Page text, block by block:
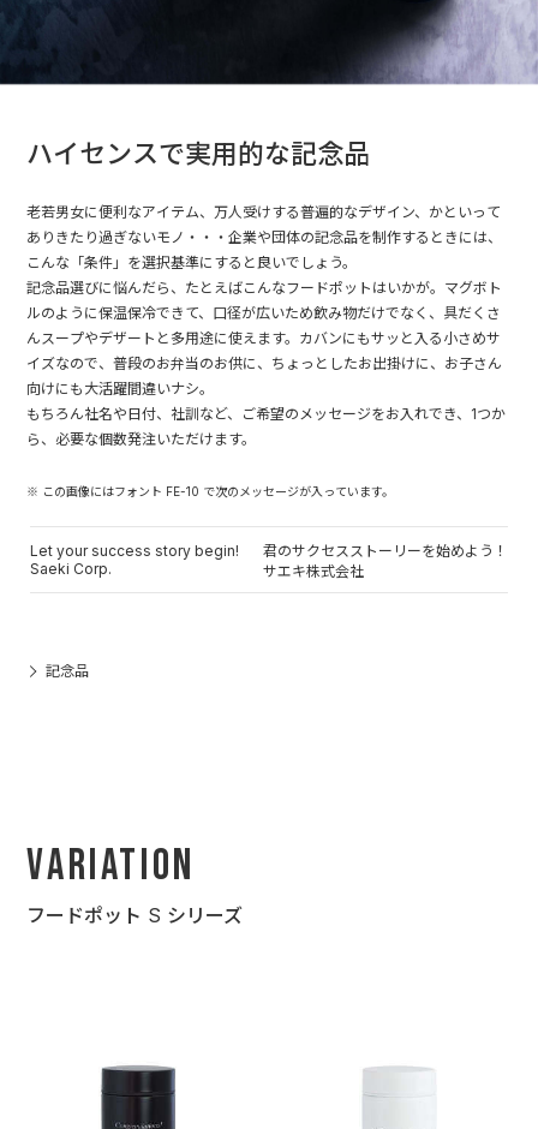
ハイセンスで実用的な記念品
老若男女に便利なアイテム、万人受けする普遍的なデザイン、かといって
ありきたり過ぎないモノ・・・企業や団体の記念品を制作するときには、
こんな「条件」を選択基準にすると良いでしょう。
記念品選びに悩んだら、たとえばこんなフードポットはいかが。マグボト
ルのように保温保冷できて、口径が広いため飲み物だけでなく、具だくさ
んスープやデザートと多用途に使えます。カバンにもサッと入る小さめサ
イズなので、普段のお弁当のお供に、ちょっとしたお出掛けに、お子さん
向けにも大活躍間違いナシ。
もちろん社名や日付、社訓など、ご希望のメッセージをお入れでき、1つか
ら、必要な個数発注いただけます。
※ この画像にはフォント FE-10 で次のメッセージが入っています。
Let your success story begin!
Saeki Corp.
君のサクセスストーリーを始めよう！
サエキ株式会社
記念品
Variation
フードポット S シリーズ